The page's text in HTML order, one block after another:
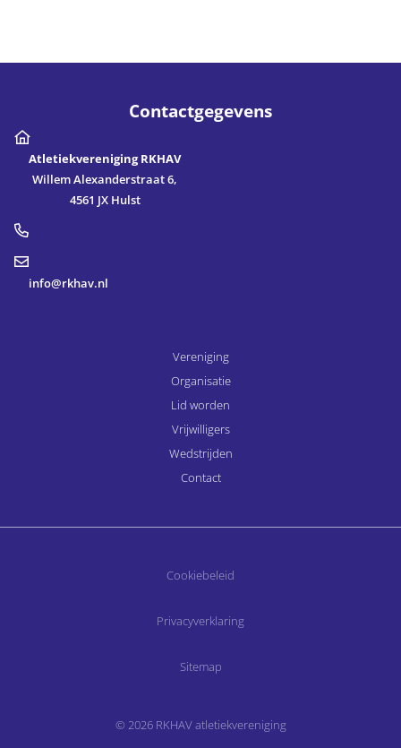
Contactgegevens
Atletiekvereniging RKHAV
Willem Alexanderstraat 6,
4561 JX Hulst
info@rkhav.nl
Vereniging
Organisatie
Lid worden
Vrijwilligers
Wedstrijden
Contact
Cookiebeleid
Privacyverklaring
Sitemap
© 2026 RKHAV atletiekvereniging